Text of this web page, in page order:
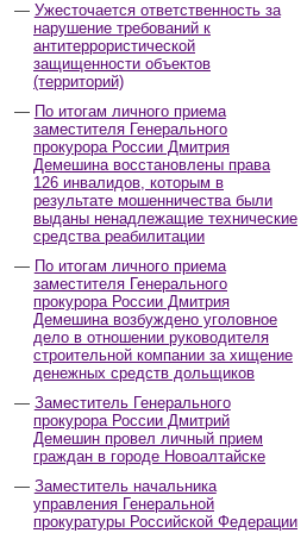
Ужесточается ответственность за
нарушение требований к
антитеррористической
защищенности объектов
(территорий)
По итогам личного приема
заместителя Генерального
прокурора России Дмитрия
Демешина восстановлены права
126 инвалидов, которым в
результате мошенничества были
выданы ненадлежащие технические
средства реабилитации
По итогам личного приема
заместителя Генерального
прокурора России Дмитрия
Демешина возбуждено уголовное
дело в отношении руководителя
строительной компании за хищение
денежных средств дольщиков
Заместитель Генерального
прокурора России Дмитрий
Демешин провел личный прием
граждан в городе Новоалтайске
Заместитель начальника
управления Генеральной
прокуратуры Российской Федерации